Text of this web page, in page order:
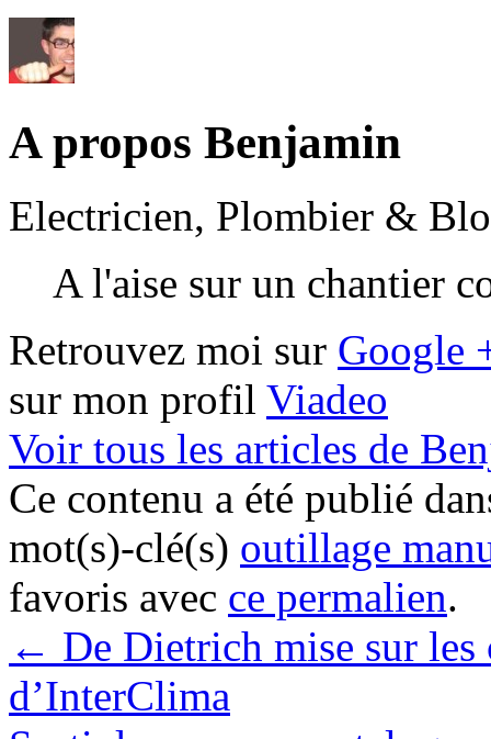
A propos Benjamin
Electricien, Plombier &
A l'aise sur un chantier
Retrouvez moi sur Google
sur mon profil Viadeo
Voir tous les articles de
Ce contenu a été publié
mot(s)-clé(s) outillage
favoris avec ce permalien.
← De Dietrich mise sur
d’InterClima